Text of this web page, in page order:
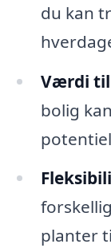
du kan
Værdi
bolig
planter